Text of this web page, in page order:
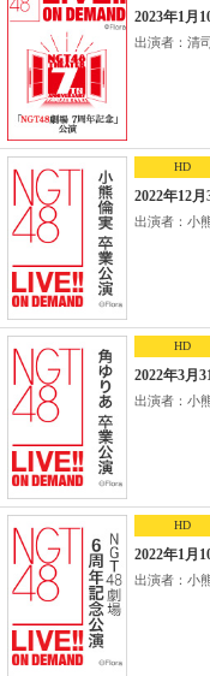
2023年1月
出演者：清
HD
2022年12
出演者：小
HD
2022年3月
出演者：小
HD
2022年1月
出演者：小